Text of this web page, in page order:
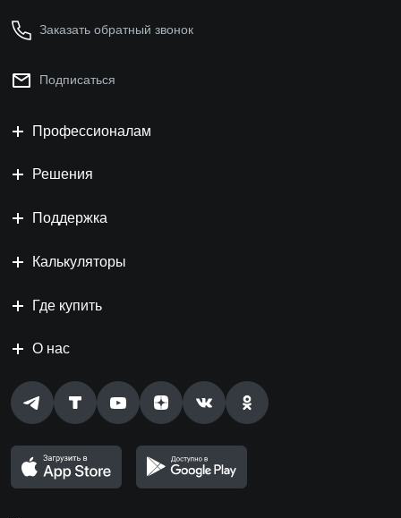
Заказать обратный звонок
Подписаться
Профессионалам
Решения
Поддержка
Калькуляторы
Где купить
О нас